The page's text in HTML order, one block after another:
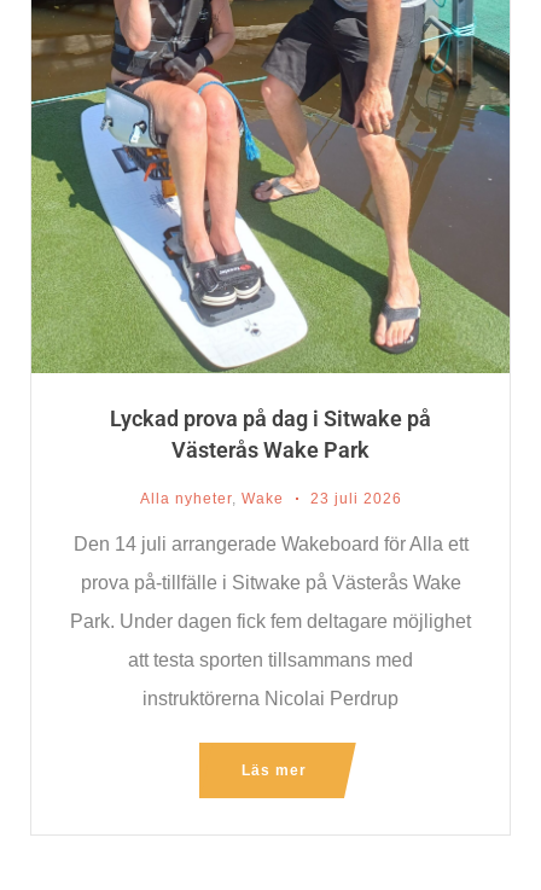
Lyckad prova på dag i Sitwake på
Västerås Wake Park
Alla nyheter, Wake 23 juli 2026
Den 14 juli arrangerade Wakeboard för Alla ett
prova på-tillfälle i Sitwake på Västerås Wake
Park. Under dagen fick fem deltagare möjlighet
att testa sporten tillsammans med
instruktörerna Nicolai Perdrup
Läs mer